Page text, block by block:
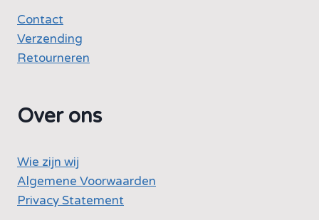
Contact
Verzending
Retourneren
Over ons
Wie zijn wij
Algemene Voorwaarden
Privacy Statement